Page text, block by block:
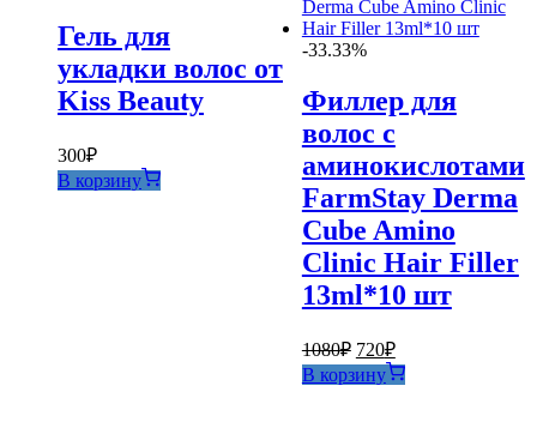
Гель для
укладки волос от
Kiss Beauty
300₽
В корзину
-33.33%
Филлер для
волос с
аминокислотами
FarmStay Derma
Cube Amino
Clinic Hair Filler
13ml*10 шт
1080₽ Первоначальная
цена
составляла
720₽Текущая
цена:
720₽.
В корзину